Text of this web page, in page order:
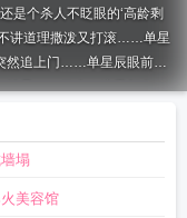
是个杀人不眨眼的‘高龄剩
讲道理撒泼又打滚……单星
然追上门……单星辰眼前又
结果——什么？这里都有
大神，单星辰表示，这日
过了番外2
穿越之这日子没法过了 载
塌
美容馆